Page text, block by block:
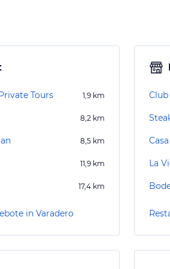
Tours 1,9 km
8,2 km
8,5 km
11,9 km
17,4 km
in Varadero
La